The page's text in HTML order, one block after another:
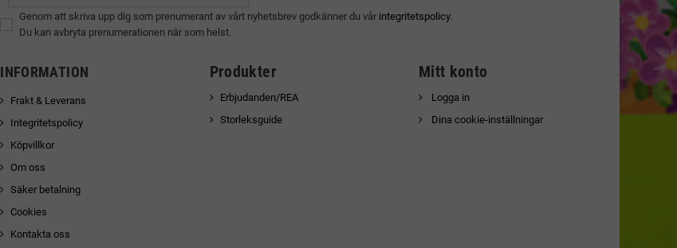
Genom att skriva upp dig som prenumerant av vårt nyhetsbrev godkänner du vår integritetspolicy.
Du kan avbryta prenumerationen när som helst.
INFORMATION
Frakt & Leverans
Integritetspolicy
Köpvillkor
Om oss
Säker betalning
Cookies
Kontakta oss
Produkter
Erbjudanden/REA
Storleksguide
Mitt konto
Logga in
Dina cookie-inställningar